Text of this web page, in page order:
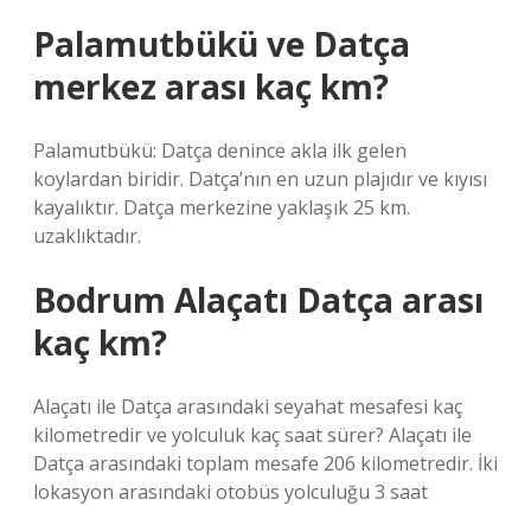
Palamutbükü ve Datça
merkez arası kaç km?
Palamutbükü: Datça denince akla ilk gelen
koylardan biridir. Datça’nın en uzun plajıdır ve kıyısı
kayalıktır. Datça merkezine yaklaşık 25 km.
uzaklıktadır.
Bodrum Alaçatı Datça arası
kaç km?
Alaçatı ile Datça arasındaki seyahat mesafesi kaç
kilometredir ve yolculuk kaç saat sürer? Alaçatı ile
Datça arasındaki toplam mesafe 206 kilometredir. İki
lokasyon arasındaki otobüs yolculuğu 3 saat